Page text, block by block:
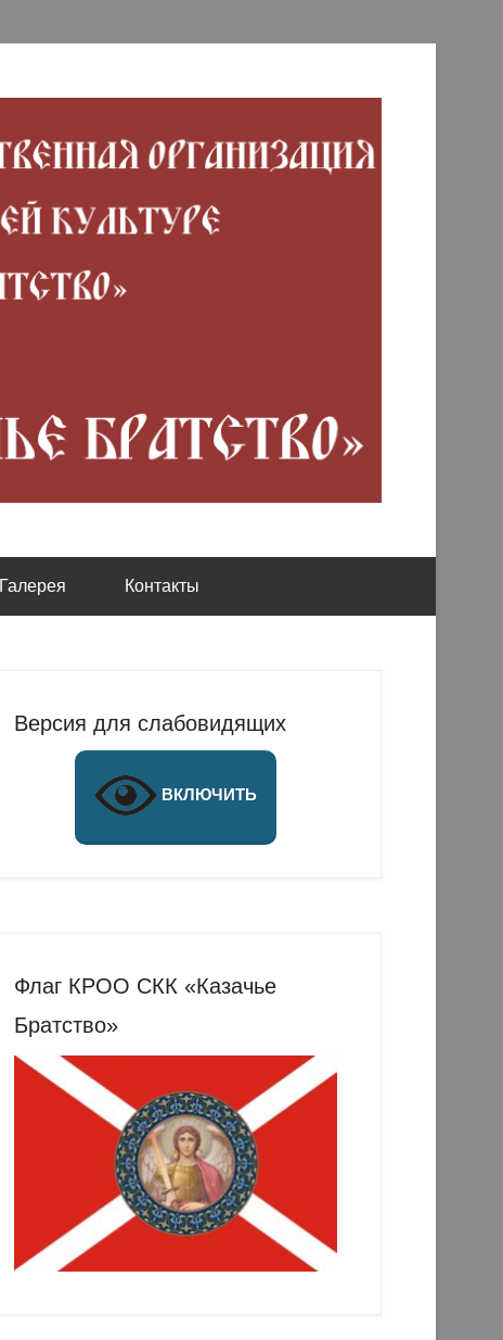
Галерея Контакты
Версия для слабовидящих
ВКЛЮЧИТЬ
Флаг КРОО СКК «Казачье
Братство»